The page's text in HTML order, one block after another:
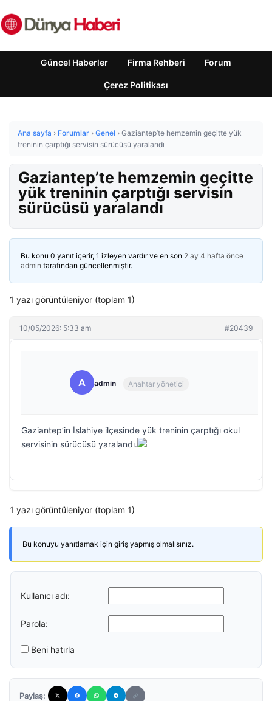
Güncel Haberler Firma Rehberi Forum
Çerez Politikası
Ana sayfa › Forumlar › Genel › Gaziantep’te hemzemin geçitte yük
treninin çarptığı servisin sürücüsü yaralandı
Gaziantep’te hemzemin geçitte
yük treninin çarptığı servisin
sürücüsü yaralandı
Bu konu 0 yanıt içerir, 1 izleyen vardır ve en son 2 ay 4 hafta önce
admin tarafından güncellenmiştir.
1 yazı görüntüleniyor (toplam 1)
10/05/2026: 5:33 am #20439
A admin Anahtar yönetici
Gaziantep’in İslahiye ilçesinde yük treninin çarptığı okul
servisinin sürücüsü yaralandı.
1 yazı görüntüleniyor (toplam 1)
Bu konuyu yanıtlamak için giriş yapmış olmalısınız.
Kullanıcı adı:
Parola:
Beni hatırla
Paylaş: